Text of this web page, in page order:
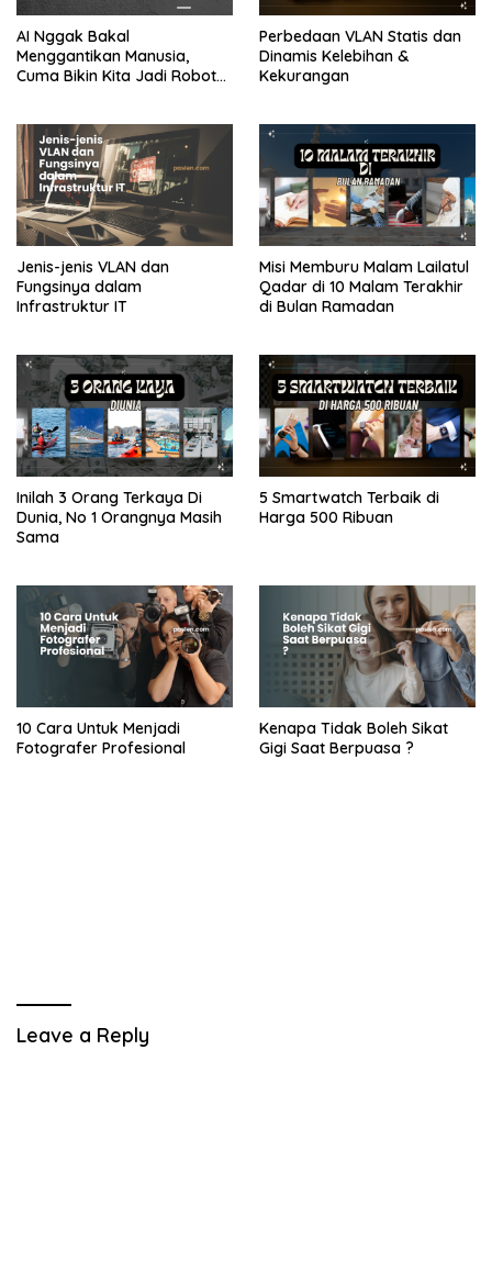
AI Nggak Bakal
Menggantikan Manusia,
Cuma Bikin Kita Jadi Robot
Perbedaan VLAN Statis dan
Dinamis Kelebihan &
Kekurangan
Jenis-jenis VLAN dan
Fungsinya dalam
Infrastruktur IT
Misi Memburu Malam Lailatul
Qadar di 10 Malam Terakhir
di Bulan Ramadan
Inilah 3 Orang Terkaya Di
Dunia, No 1 Orangnya Masih
Sama
5 Smartwatch Terbaik di
Harga 500 Ribuan
10 Cara Untuk Menjadi
Fotografer Profesional
Kenapa Tidak Boleh Sikat
Gigi Saat Berpuasa ?
Leave a Reply